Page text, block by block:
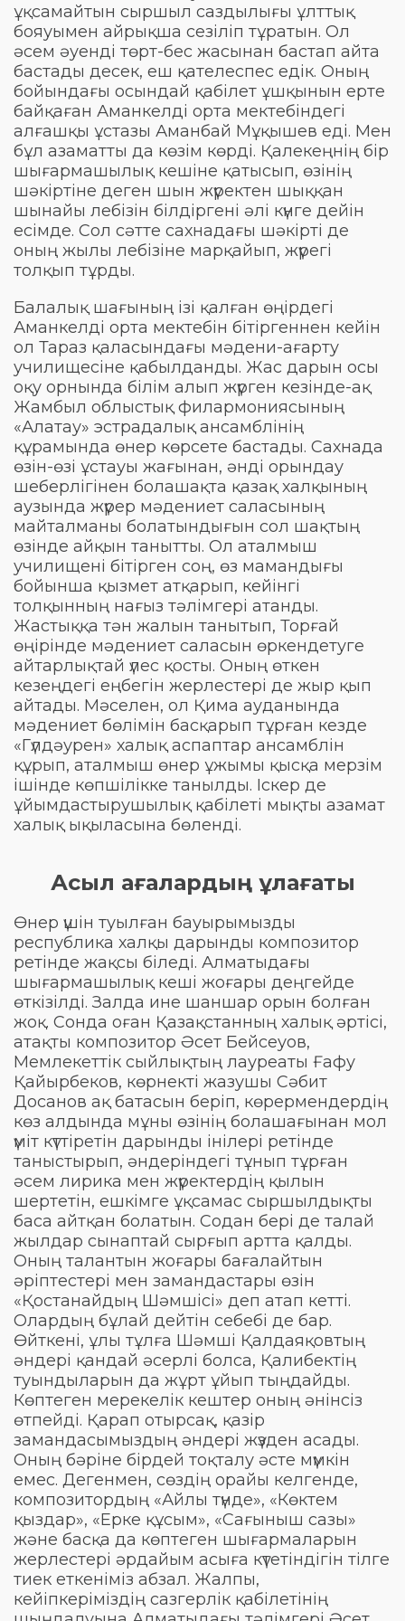
ұқсамайтын сыршыл саздылығы ұлттық
бояуымен айрықша сезіліп тұратын. Ол
әсем әуенді төрт-бес жасынан бастап айта
бастады десек, еш қателеспес едік. Оның
бойындағы осындай қабілет ұшқынын ерте
байқаған Аманкелді орта мектебіндегі
алғашқы ұстазы Аманбай Мұқышев еді. Мен
бұл азаматты да көзім көрді. Қалекеңнің бір
шығармашылық кешіне қатысып, өзінің
шәкіртіне деген шын жүректен шыққан
шынайы лебізін білдіргені әлі күнге дейін
есімде. Сол сәтте сахнадағы шәкірті де
оның жылы лебізіне марқайып, жүрегі
толқып тұрды.
Балалық шағының ізі қалған өңірдегі
Аманкелді орта мектебін бітіргеннен кейін
ол Тараз қаласындағы мәдени-ағарту
училищесіне қабылданды. Жас дарын осы
оқу орнында білім алып жүрген кезінде-ақ
Жамбыл облыстық филармониясының
«Алатау» эстрадалық ансамблінің
құрамында өнер көрсете бастады. Сахнада
өзін-өзі ұстауы жағынан, әнді орындау
шеберлігінен болашақта қазақ халқының
аузында жүрер мәдениет саласының
майталманы болатындығын сол шақтың
өзінде айқын танытты. Ол аталмыш
училищені бітірген соң, өз мамандығы
бойынша қызмет атқарып, кейінгі
толқынның нағыз тәлімгері атанды.
Жастыққа тән жалын танытып, Торғай
өңірінде мәдениет саласын өркендетуге
айтарлықтай үлес қосты. Оның өткен
кезеңдегі еңбегін жерлестері де жыр қып
айтады. Мәселен, ол Қима ауданында
мәдениет бөлімін басқарып тұрған кезде
«Гүлдәурен» халық аспаптар ансамблін
құрып, аталмыш өнер ұжымы қысқа мерзім
ішінде көпшілікке танылды. Іскер де
ұйымдастырушылық қабілеті мықты азамат
халық ықыласына бөленді.
Асыл ағалардың ұлағаты
Өнер үшін туылған бауырымызды
республика халқы дарынды композитор
ретінде жақсы біледі. Алматыдағы
шығармашылық кеші жоғары деңгейде
өткізілді. Залда ине шаншар орын болған
жоқ. Сонда оған Қазақстанның халық әртісі,
атақты композитор Әсет Бейсеуов,
Мемлекеттік сыйлықтың лауреаты Ғафу
Қайырбеков, көрнекті жазушы Сәбит
Досанов ақ батасын беріп, көрермендердің
көз алдында мұны өзінің болашағынан мол
үміт күттіретін дарынды інілері ретінде
таныстырып, әндеріндегі тұнып тұрған
әсем лирика мен жүректердің қылын
шертетін, ешкімге ұқсамас сыршылдықты
баса айтқан болатын. Содан бері де талай
жылдар сынаптай сырғып артта қалды.
Оның талантын жоғары бағалайтын
әріптестері мен замандастары өзін
«Қостанайдың Шәмшісі» деп атап кетті.
Олардың бұлай дейтін себебі де бар.
Өйткені, ұлы тұлға Шәмші Қалдаяқовтың
әндері қандай әсерлі болса, Қалибектің
туындыларын да жұрт ұйып тыңдайды.
Көптеген мерекелік кештер оның әнінсіз
өтпейді. Қарап отырсақ, қазір
замандасымыздың әндері жүзден асады.
Оның бәріне бірдей тоқталу әсте мүмкін
емес. Дегенмен, сөздің орайы келгенде,
композитордың «Айлы түнде», «Көктем
қыздар», «Ерке құсым», «Сағыныш сазы»
және басқа да көптеген шығармаларын
жерлестері әрдайым асыға күтетіндігін тілге
тиек еткеніміз абзал. Жалпы,
кейіпкеріміздің сазгерлік қабілетінің